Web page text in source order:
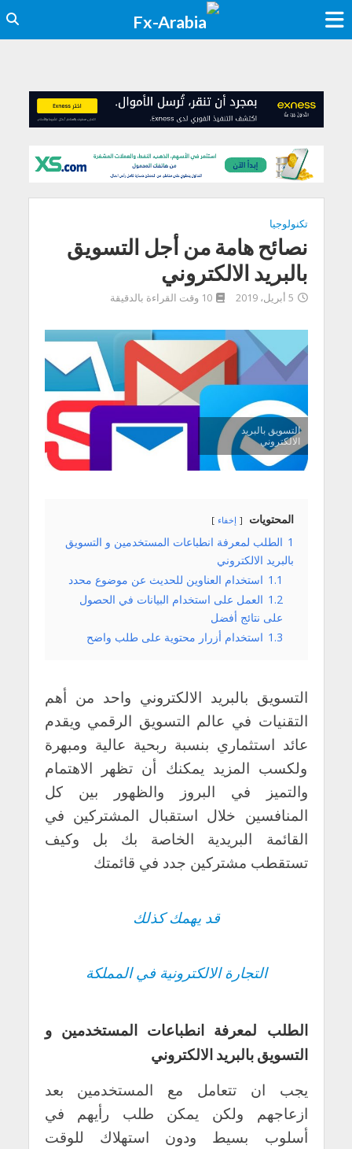
تكنولوجيا
نصائح هامة من أجل التسويق
بالبريد الالكتروني
5 أبريل، 2019 10 وقت القراءة بالدقيقة
التسويق بالبريد
الالكتروني
المحتويات إخفاء
1 الطلب لمعرفة انطباعات المستخدمين و التسويق
بالبريد الالكتروني
1.1 استخدام العناوين للحديث عن موضوع محدد
1.2 العمل على استخدام البيانات في الحصول
على نتائج أفضل
1.3 استخدام أزرار محتوية على طلب واضح
التسويق بالبريد الالكتروني واحد من أهم
التقنيات في عالم التسويق الرقمي ويقدم
عائد استثماري بنسبة ربحية عالية ومبهرة
ولكسب المزيد يمكنك أن تظهر الاهتمام
والتميز في البروز والظهور بين كل
المنافسين خلال استقبال المشتركين في
القائمة البريدية الخاصة بك بل وكيف
تستقطب مشتركين جدد في قائمتك
قد يهمك كذلك
التجارة الالكترونية في المملكة
الطلب لمعرفة انطباعات المستخدمين و
التسويق بالبريد الالكتروني
يجب ان تتعامل مع المستخدمين بعد
ازعاجهم ولكن يمكن طلب رأيهم في
أسلوب بسيط ودون استهلاك للوقت